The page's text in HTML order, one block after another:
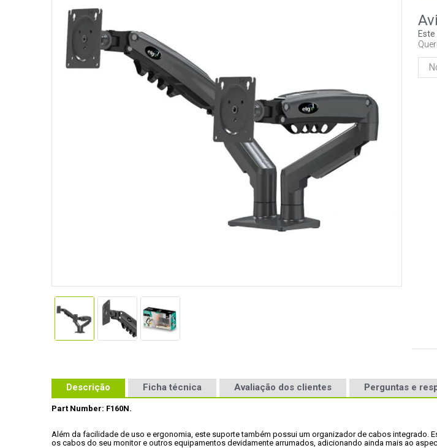
Descrição Ficha técnica Avaliação dos clientes Perguntas e
Part Number: F160N.
Além da facilidade de uso e ergonomia, este suporte também possui um organizador de cabos integrado.
os cabos do seu monitor e outros equipamentos devidamente arrumados, adicionando ainda mais ao